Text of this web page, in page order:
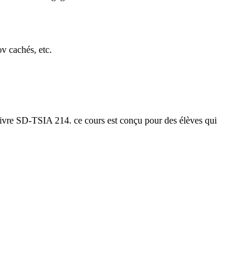
cachés, etc.
SD-TSIA 214. ce cours est conçu pour des élèves qui